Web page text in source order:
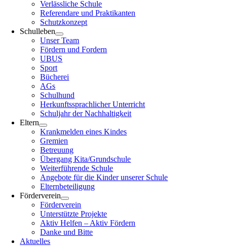
Verlässliche Schule
Referendare und Praktikanten
Schutzkonzept
Schulleben
Unser Team
Fördern und Fordern
UBUS
Sport
Bücherei
AGs
Schulhund
Herkunftssprachlicher Unterricht
Schuljahr der Nachhaltigkeit
Eltern
Krankmelden eines Kindes
Gremien
Betreuung
Übergang Kita/Grundschule
Weiterführende Schule
Angebote für die Kinder unserer Schule
Elternbeteiligung
Förderverein
Förderverein
Unterstützte Projekte
Aktiv Helfen – Aktiv Fördern
Danke und Bitte
Aktuelles